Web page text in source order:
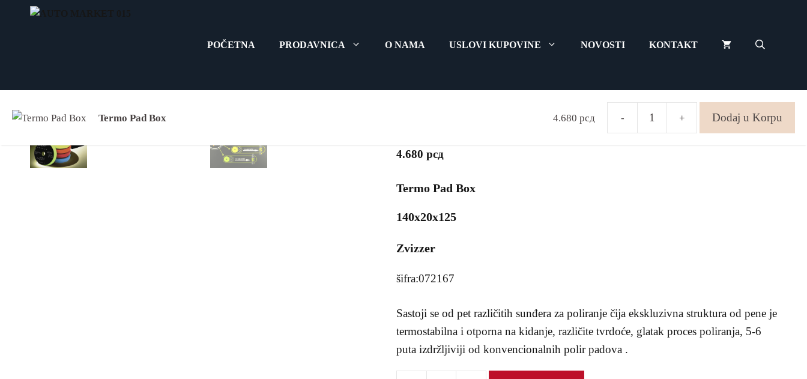
POČETNA PRODAVNICA O NAMA USLOVI KUPOVINE NOVOSTI KONTAKT
Termo Pad Box
4.680 рсд
Termo Pad Box
140x20x125
Zvizzer
šifra:072167
Sastoji se od pet različitih sunđera za poliranje čija ekskluzivna struktura od pene je
termostabilna i otporna na kidanje, različite tvrdoće, glatak proces poliranja, 5-6
puta izdržljiviji od konvencionalnih polir padova .
Termo Pad Box 4.680 рсд - + Dodaj u Korpu